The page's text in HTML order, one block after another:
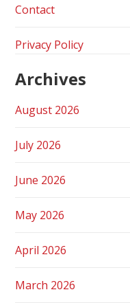
Contact
Privacy Policy
Archives
August 2026
July 2026
June 2026
May 2026
April 2026
March 2026